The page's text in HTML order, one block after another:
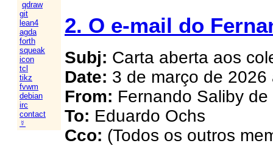
qdraw
git
lean4
agda
forth
squeak
icon
tcl
tikz
fvwm
debian
irc
contact
☿
2. O e-mail do
Subj: Carta aberta aos
Date: 3 de março de 2026
From: Fernando Saliby de
To: Eduardo Ochs
Cco: (Todos os outros